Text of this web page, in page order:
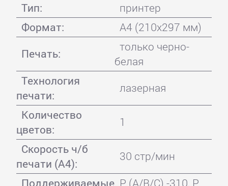
Тип:
принтер
Формат:
A4 (210x297 мм)
Печать:
только черно-
белая
Технология
печати:
лазерная
Количество
цветов:
1
Скорость ч/б
печати (А4):
30 стр/мин
Поддерживаемые P (A/B/C) -310, P